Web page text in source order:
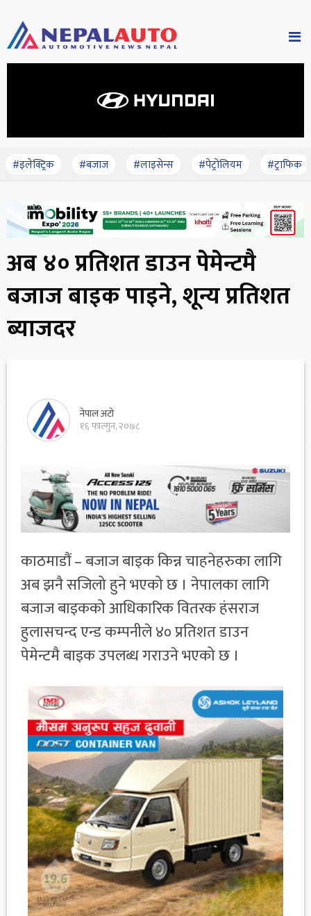
#इलेक्ट्रिक #बजाज #लाइसेन्स #पेट्रोलियम #ट्राफिक
अब ४० प्रतिशत डाउन पेमेन्टमै
बजाज बाइक पाइने, शून्य प्रतिशत
ब्याजदर
नेपाल अटो
१६ फाल्गुन, २०७८
काठमाडौं – बजाज बाइक किन्न चाहनेहरुका लागि
अब झनै सजिलो हुने भएको छ । नेपालका लागि
बजाज बाइकको आधिकारिक वितरक हंसराज
हुलासचन्द एन्ड कम्पनीले ४० प्रतिशत डाउन
पेमेन्टमै बाइक उपलब्ध गराउने भएको छ ।